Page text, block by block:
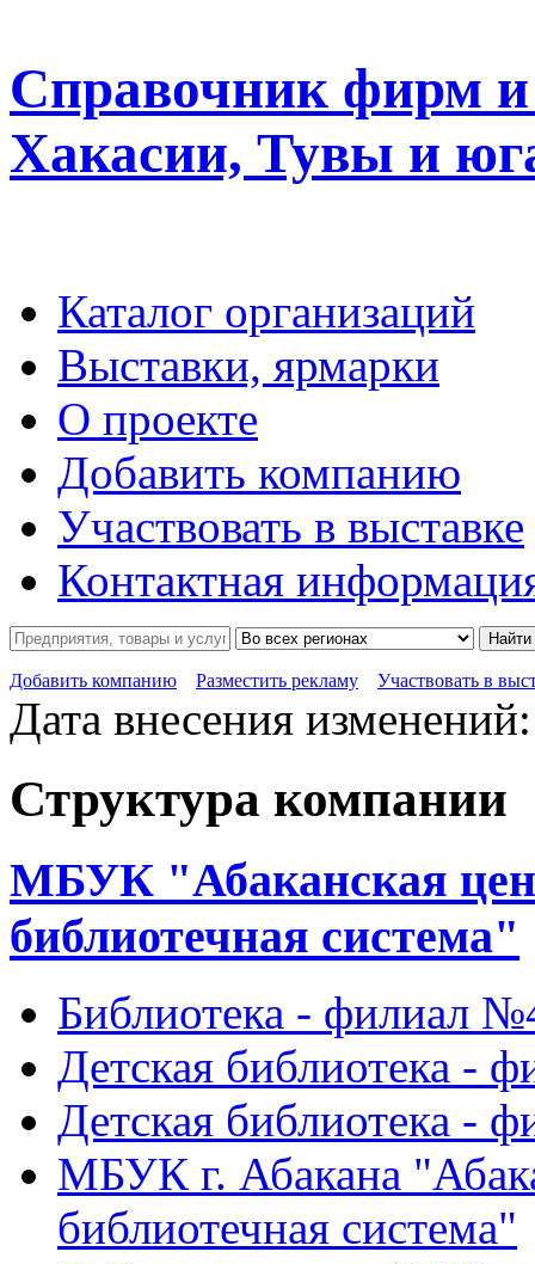
Справочник фирм и
Хакасии, Тувы и
Каталог организаций
Выставки, ярмарки
О проекте
Добавить компанию
Участвовать в выставке
Контактная
Найти
Добавить компанию Разместить рекламу Участвовать в
Дата внесения
Структура компании
МБУК "Абаканская
библиотечная система"
Библиотека - филиал
Детская библиотека -
Детская библиотека -
МБУК г. Абакана
библиотечная система"